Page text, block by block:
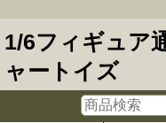
1/6フィギュア
ャートイズ